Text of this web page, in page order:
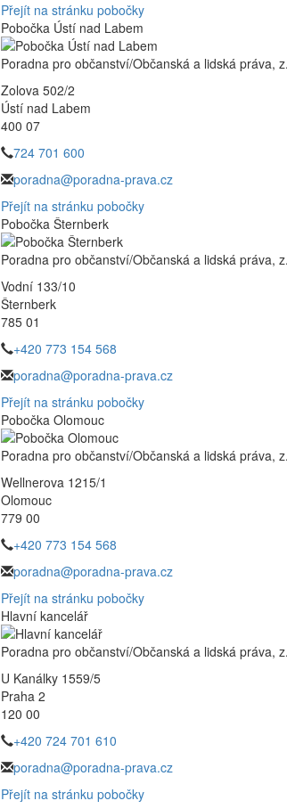
Přejít na stránku pobočky
Pobočka Ústí nad Labem
Poradna pro občanství/Občanská a lidská práva,
Zolova 502/2
Ústí nad Labem
400 07
724 701 600
poradna@poradna-prava.cz
Přejít na stránku pobočky
Pobočka Šternberk
Poradna pro občanství/Občanská a lidská práva,
Vodní 133/10
Šternberk
785 01
+420 773 154 568
poradna@poradna-prava.cz
Přejít na stránku pobočky
Pobočka Olomouc
Poradna pro občanství/Občanská a lidská práva,
Wellnerova 1215/1
Olomouc
779 00
+420 773 154 568
poradna@poradna-prava.cz
Přejít na stránku pobočky
Hlavní kancelář
Poradna pro občanství/Občanská a lidská práva,
U Kanálky 1559/5
Praha 2
120 00
+420 724 701 610
poradna@poradna-prava.cz
Přejít na stránku pobočky